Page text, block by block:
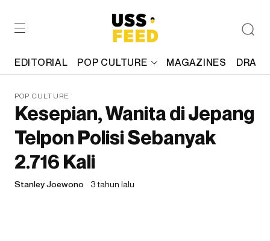
EDITORIAL POP CULTURE MAGAZINES
POP CULTURE
Kesepian, Wanita di Jepang
Telpon Polisi Sebanyak
2.716 Kali
Stanley Joewono 3 tahun lalu